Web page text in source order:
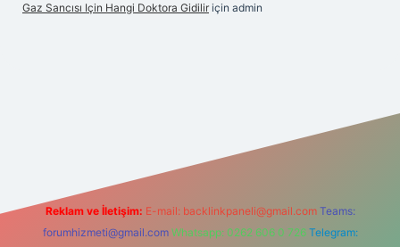
Gaz Sancısı Için Hangi Doktora Gidilir için admin
Reklam ve İletişim: E-mail: backlinkpaneli@gmail.com Teams:
forumhizmeti@gmail.com Whatsapp: 0262 606 0 726 Telegram: